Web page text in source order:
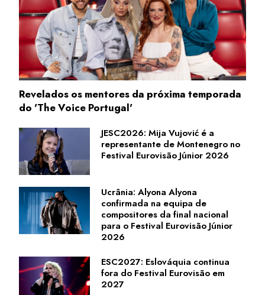
Revelados os mentores da próxima temporada
do 'The Voice Portugal'
JESC2026: Mija Vujović é a
representante de Montenegro no
Festival Eurovisão Júnior 2026
Ucrânia: Alyona Alyona
confirmada na equipa de
compositores da final nacional
para o Festival Eurovisão Júnior
2026
ESC2027: Eslováquia continua
fora do Festival Eurovisão em
2027